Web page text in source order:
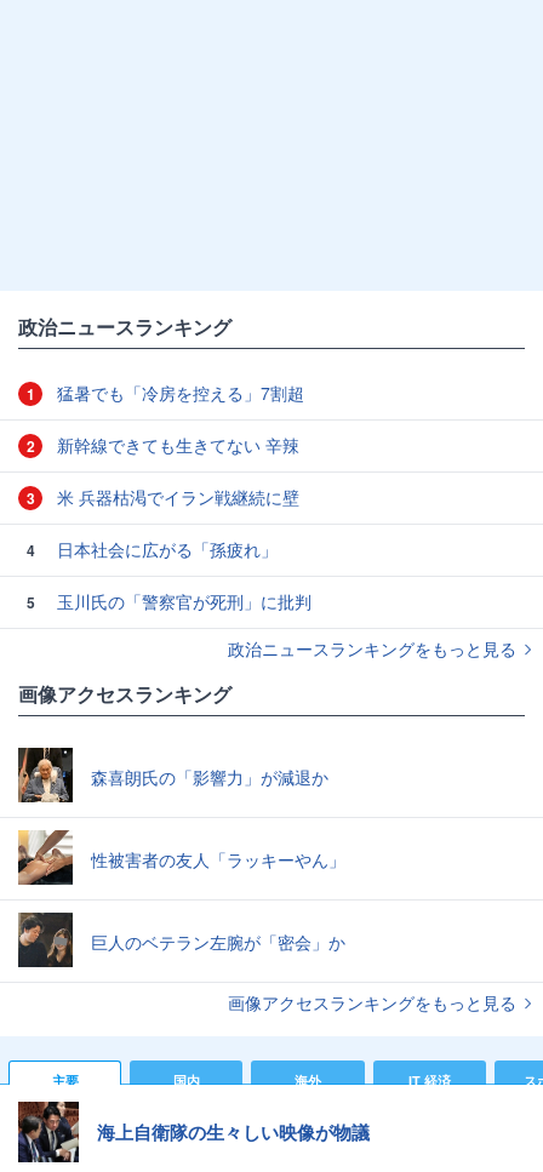
政治ニュースランキング
1 猛暑でも「冷房を控える」7割超
2 新幹線できても生きてない 辛辣
3 米 兵器枯渇でイラン戦継続に壁
4 日本社会に広がる「孫疲れ」
5
玉川氏の「警察官が死刑」に批判
政治ニュースランキングをもっと見る
画像アクセスランキング
森喜朗氏の「影響力」が減退か
性被害者の友人「ラッキーやん」
巨人のベテラン左腕が「密会」か
画像アクセスランキングをもっと見る
主要 国内 海外 IT 経済 ス
海上自衛隊の生々しい映像が物議